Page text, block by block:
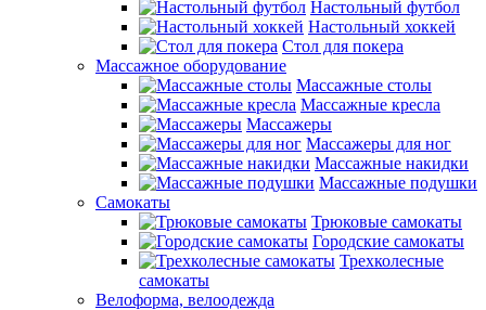
Настольный футбол
Настольный хоккей
Стол для покера
Массажное оборудование
Массажные столы
Массажные кресла
Массажеры
Массажеры для ног
Массажные накидки
Массажные подушки
Самокаты
Трюковые самокаты
Городские самокаты
Трехколесные
самокаты
Велоформа, велоодежда